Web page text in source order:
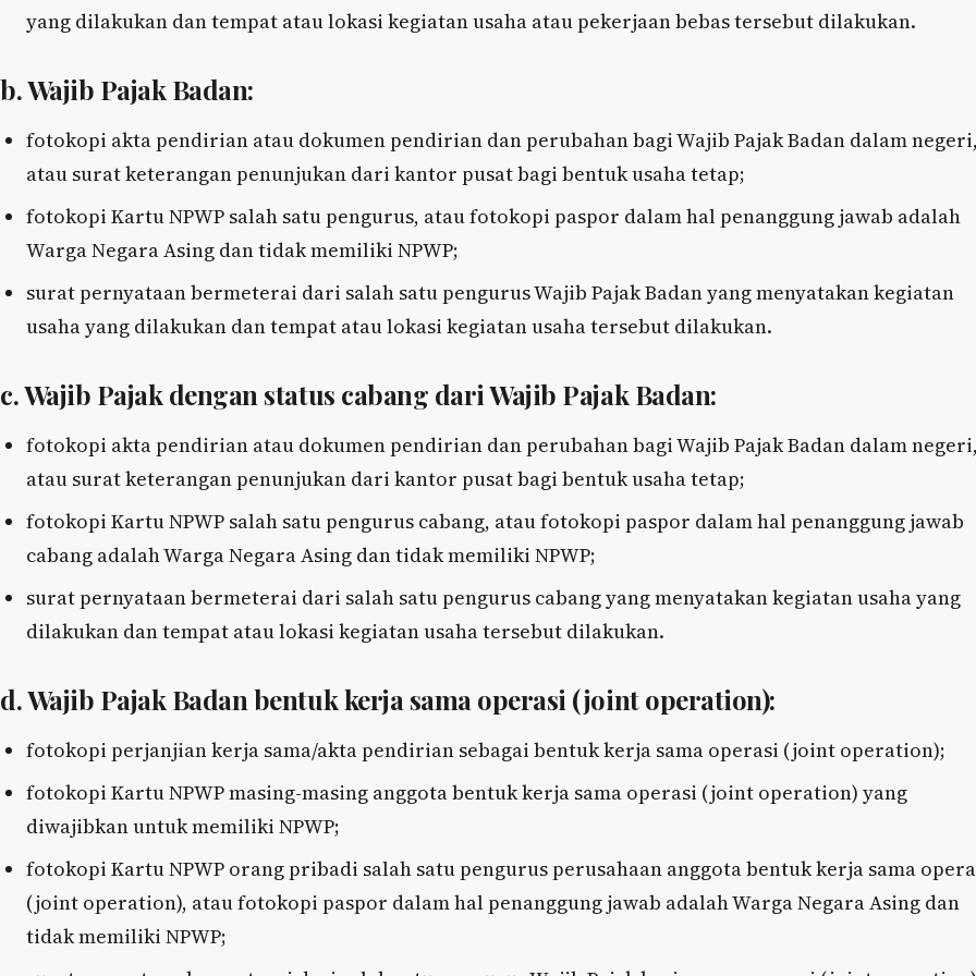
yang dilakukan dan tempat atau lokasi kegiatan usaha atau pekerjaan bebas tersebut dilakukan.
b. Wajib Pajak Badan:
fotokopi akta pendirian atau dokumen pendirian dan perubahan bagi Wajib Pajak Badan dalam
atau surat keterangan penunjukan dari kantor pusat bagi bentuk usaha tetap;
fotokopi Kartu NPWP salah satu pengurus, atau fotokopi paspor dalam hal penanggung jawab adalah
Warga Negara Asing dan tidak memiliki NPWP;
surat pernyataan bermeterai dari salah satu pengurus Wajib Pajak Badan yang menyatakan kegiatan
usaha yang dilakukan dan tempat atau lokasi kegiatan usaha tersebut dilakukan.
c. Wajib Pajak dengan status cabang dari Wajib Pajak Badan:
fotokopi akta pendirian atau dokumen pendirian dan perubahan bagi Wajib Pajak Badan dalam
atau surat keterangan penunjukan dari kantor pusat bagi bentuk usaha tetap;
fotokopi Kartu NPWP salah satu pengurus cabang, atau fotokopi paspor dalam hal penanggung jawab
cabang adalah Warga Negara Asing dan tidak memiliki NPWP;
surat pernyataan bermeterai dari salah satu pengurus cabang yang menyatakan kegiatan usaha yang
dilakukan dan tempat atau lokasi kegiatan usaha tersebut dilakukan.
d. Wajib Pajak Badan bentuk kerja sama operasi (joint operation):
fotokopi perjanjian kerja sama/akta pendirian sebagai bentuk kerja sama operasi (joint operation);
fotokopi Kartu NPWP masing-masing anggota bentuk kerja sama operasi (joint operation) yang
diwajibkan untuk memiliki NPWP;
fotokopi Kartu NPWP orang pribadi salah satu pengurus perusahaan anggota bentuk kerja sama
(joint operation), atau fotokopi paspor dalam hal penanggung jawab adalah Warga Negara Asing dan
tidak memiliki NPWP;